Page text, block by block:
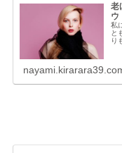
老
ウ
私
と
り